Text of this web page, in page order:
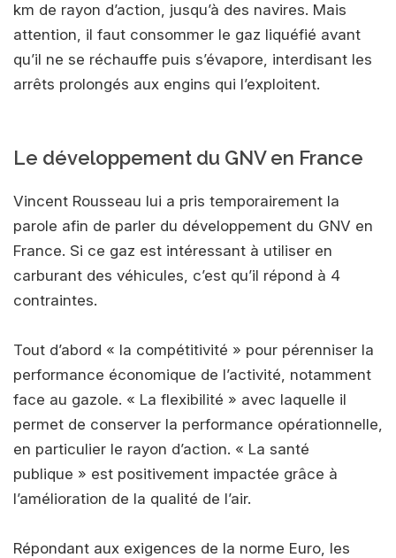
km de rayon d’action, jusqu’à des navires. Mais
attention, il faut consommer le gaz liquéfié avant
qu’il ne se réchauffe puis s’évapore, interdisant les
arrêts prolongés aux engins qui l’exploitent.
Le développement du GNV en France
Vincent Rousseau lui a pris temporairement la
parole afin de parler du développement du GNV en
France. Si ce gaz est intéressant à utiliser en
carburant des véhicules, c’est qu’il répond à 4
contraintes.
Tout d’abord « la compétitivité » pour pérenniser la
performance économique de l’activité, notamment
face au gazole. « La flexibilité » avec laquelle il
permet de conserver la performance opérationnelle,
en particulier le rayon d’action. « La santé
publique » est positivement impactée grâce à
l’amélioration de la qualité de l’air.
Répondant aux exigences de la norme Euro, les